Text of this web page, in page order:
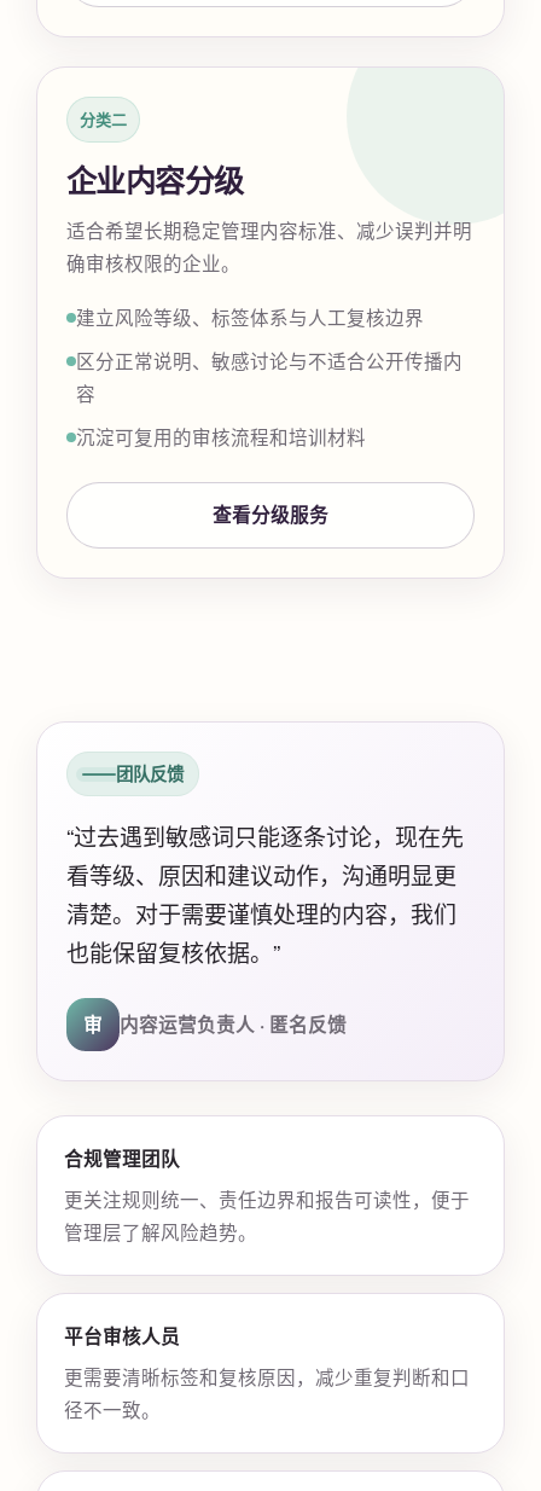
分类二
企业内容分级
适合希望长期稳定管理内容标准、减少误判并明
确审核权限的企业。
建立风险等级、标签体系与人工复核边界
区分正常说明、敏感讨论与不适合公开传播内
容
沉淀可复用的审核流程和培训材料
查看分级服务
团队反馈
“过去遇到敏感词只能逐条讨论，现在先
看等级、原因和建议动作，沟通明显更
清楚。对于需要谨慎处理的内容，我们
也能保留复核依据。”
审 内容运营负责人 · 匿名反馈
合规管理团队
更关注规则统一、责任边界和报告可读性，便于
管理层了解风险趋势。
平台审核人员
更需要清晰标签和复核原因，减少重复判断和口
径不一致。